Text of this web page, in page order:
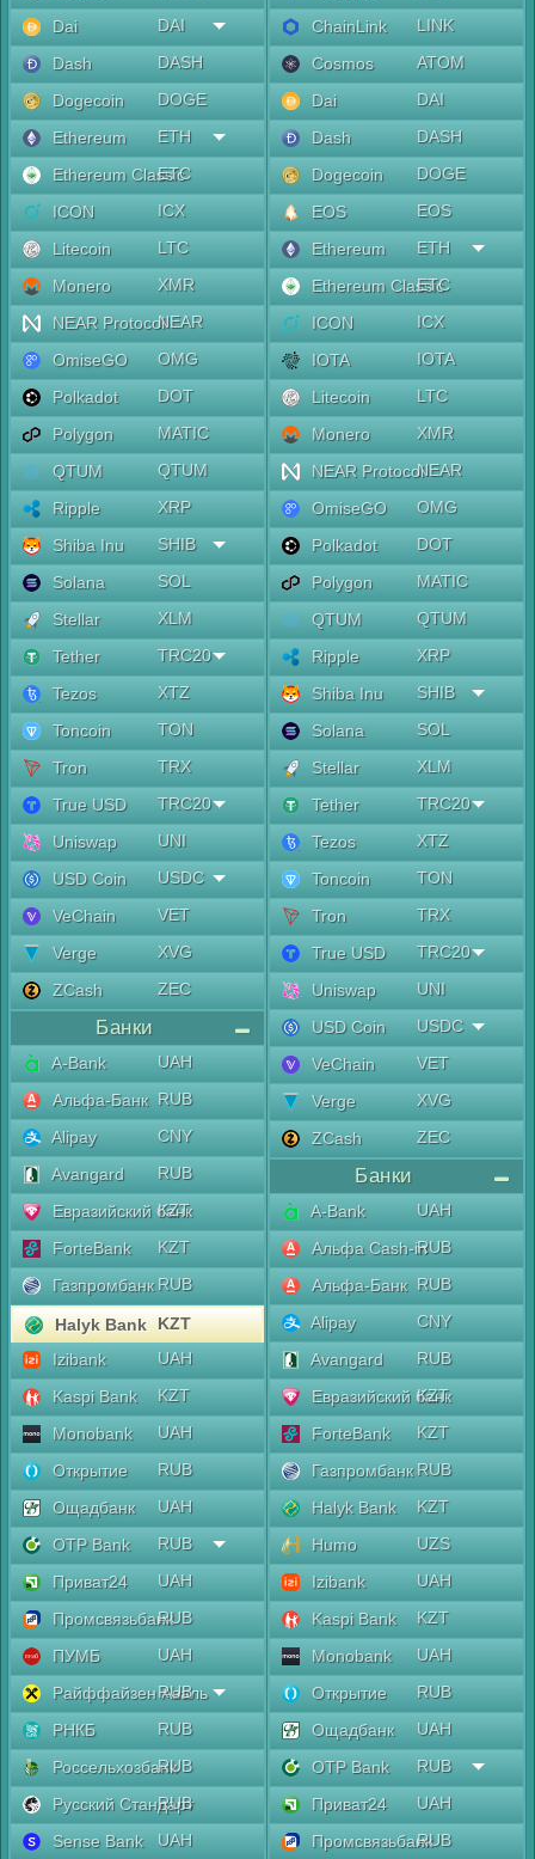
Dai
DAI
Dash
DASH
Dogecoin
DOGE
Ethereum
ETH
Ethereum Classic
ETC
ICON
ICX
Litecoin
LTC
Monero
XMR
NEAR ProtocolNEAR
OmiseGO
OMG
Polkadot
DOT
Polygon
MATIC
QTUM
QTUM
Ripple
XRP
Shiba Inu
SHIB
Solana
SOL
Stellar
XLM
Tether
TRC20
Tezos
XTZ
Toncoin
TON
Tron
TRX
True USD
TRC20
Uniswap
UNI
USD Coin
USDC
VeChain
VET
Verge
XVG
ZCash
ZEC
Банки
A-Bank
UAH
Альфа-Банк RUB
Alipay
CNY
Avangard
RUB
Евразийский банк
KZT
ForteBank
KZT
Газпромбанк RUB
Halyk Bank KZT
Izibank
UAH
Kaspi Bank
KZT
Monobank
UAH
Открытие
RUB
Ощадбанк
UAH
OTP Bank
RUB
Приват24
UAH
ПромсвязьбанкRUB
ПУМБ
UAH
Райффайзен Аваль
RUB
РНКБ
RUB
РоссельхозбанкRUB
Русский Стандарт
RUB
Sense Bank
UAH
ChainLink
LINK
Cosmos
ATOM
Dai
DAI
Dash
DASH
Dogecoin
DOGE
EOS
EOS
Ethereum
ETH
Ethereum Classic
ETC
ICON
ICX
IOTA
IOTA
Litecoin
LTC
Monero
XMR
NEAR ProtocolNEAR
OmiseGO
OMG
Polkadot
DOT
Polygon
MATIC
QTUM
QTUM
Ripple
XRP
Shiba Inu
SHIB
Solana
SOL
Stellar
XLM
Tether
TRC20
Tezos
XTZ
Toncoin
TON
Tron
TRX
True USD
TRC20
Uniswap
UNI
USD Coin
USDC
VeChain
VET
Verge
XVG
ZCash
ZEC
Банки
A-Bank
UAH
Альфа Cash-inRUB
Альфа-Банк RUB
Alipay
CNY
Avangard
RUB
Евразийский банк
KZT
ForteBank
KZT
Газпромбанк RUB
Halyk Bank
KZT
Humo
UZS
Izibank
UAH
Kaspi Bank
KZT
Monobank
UAH
Открытие
RUB
Ощадбанк
UAH
OTP Bank
RUB
Приват24
UAH
ПромсвязьбанкRUB